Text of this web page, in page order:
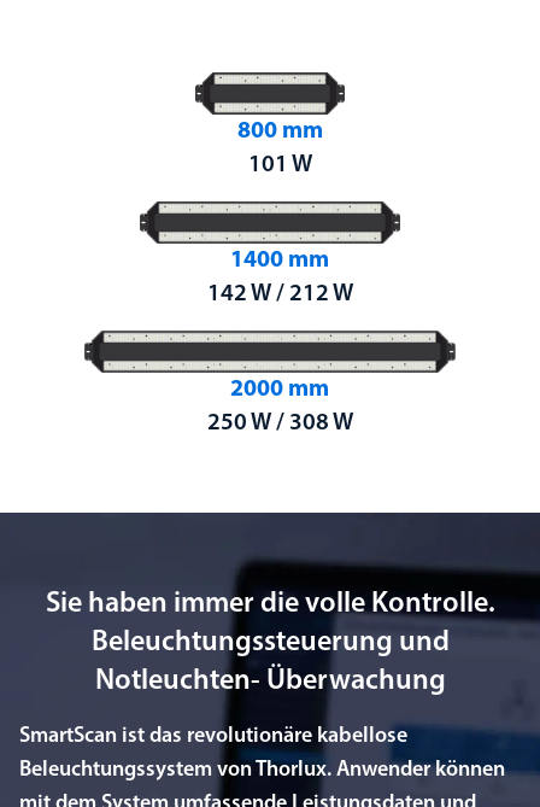
800 mm
101 W
1400 mm
142 W / 212 W
2000 mm
250 W / 308 W
Sie haben immer die volle Kontrolle.
Beleuchtungssteuerung und
Notleuchten- Überwachung
SmartScan ist das revolutionäre kabellose
Beleuchtungssystem von Thorlux. Anwender können